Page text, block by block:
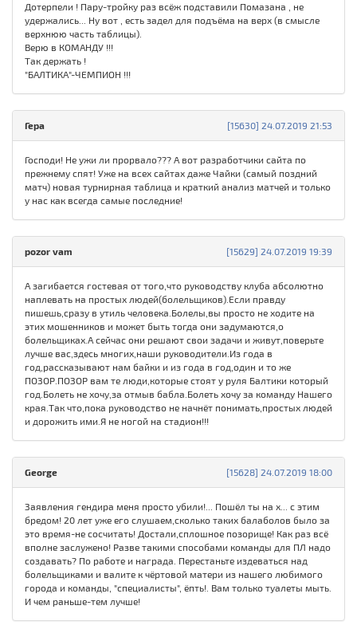
Дотерпели ! Пару-тройку раз всёж подставили Помазана , не
удержались... Ну вот , есть задел для подъёма на верх (в смысле
верхнюю часть таблицы).
Верю в КОМАНДУ !!!
Так держать !
"БАЛТИКА"-ЧЕМПИОН !!!
[15630] 24.07.2019 21:53
Гера
Господи! Не ужи ли прорвало??? А вот разработчики сайта по
прежнему спят! Уже на всех сайтах даже Чайки (самый поздний
матч) новая турнирная таблица и краткий анализ матчей и только
у нас как всегда самые последние!
[15629] 24.07.2019 19:39
pozor vam
А загибается гостевая от того,что руководству клуба абсолютно
наплевать на простых людей(болельщиков).Если правду
пишешь,сразу в утиль человека.Болелы,вы просто не ходите на
этих мошенников и может быть тогда они задумаются,о
болельщиках.А сейчас они решают свои задачи и живут,поверьте
лучше вас,здесь многих,наши руководители.Из года в
год,рассказывают нам байки и из года в год,один и то же
ПОЗОР.ПОЗОР вам те люди,которые стоят у руля Балтики который
год.Болеть не хочу,за отмыв бабла.Болеть хочу за команду Нашего
края.Так что,пока руководство не начнёт понимать,простых людей
и дорожить ими.Я не ногой на стадион!!!
[15628] 24.07.2019 18:00
George
Заявления гендира меня просто убили!... Пошёл ты на х... с этим
бредом! 20 лет уже его слушаем,сколько таких балаболов было за
это время-не сосчитать! Достали,сплошное позорище! Как раз всё
вполне заслужено! Разве такими способами команды для ПЛ надо
создавать? По работе и награда. Перестаньте издеваться над
болельщиками и валите к чёртовой матери из нашего любимого
города и команды, "специалисты", ёпть!. Вам только туалеты мыть.
И чем раньше-тем лучше!